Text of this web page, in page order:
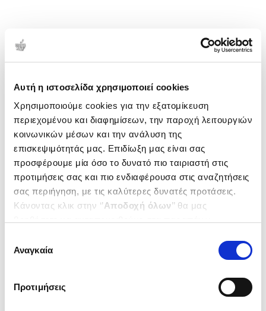
Αυτή η ιστοσελίδα χρησιμοποιεί cookies
Χρησιμοποιούμε cookies για την εξατομίκευση
περιεχομένου και διαφημίσεων, την παροχή λειτουργιών
κοινωνικών μέσων και την ανάλυση της
επισκεψιμότητάς μας. Επιδίωξη μας είναι σας
προσφέρουμε μία όσο το δυνατό πιο ταιριαστή στις
προτιμήσεις σας και πιο ενδιαφέρουσα στις αναζητήσεις
σας περιήγηση, με τις καλύτερες δυνατές προτάσεις.
Κάνοντας κλικ στην ‘’Αποδοχή όλων’’ θα μας
ενδιαφέρουν και να επιλέξετε από τα παρακάτω με την
΄΄και να ενημερωθείτε σχετικά με
συγκατάθεσης
Αναγκαία
Προτιμήσεις